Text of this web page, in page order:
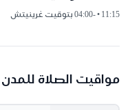
11:15 • -04:00 بتوقيت غرينيتش
مواقيت الصلاة